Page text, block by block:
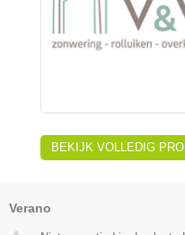
BEKIJK VOLLEDIG
Verano